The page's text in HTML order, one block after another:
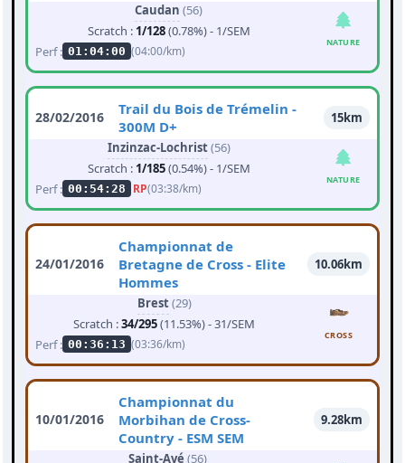
Caudan (56)
Scratch : 1/128(0.78%) - 1/SEM
Perf : 01:04:00 (04:00/km)
NATURE
28/02/2016
Trail du Bois de Trémelin -
300M D+
15km
Inzinzac-Lochrist(56)
Scratch : 1/185(0.54%) - 1/SEM
Perf : 00:54:28 RP(03:38/km)
NATURE
24/01/2016
Championnat de
Bretagne de Cross - Elite
Hommes
10.06km
Brest(29)
Scratch :34/295(11.53%) - 31/SEM
Perf : 00:36:13 (03:36/km)
CROSS
10/01/2016
Championnat du
Morbihan de Cross-
Country - ESM SEM
9.28km
Saint-Avé (56)